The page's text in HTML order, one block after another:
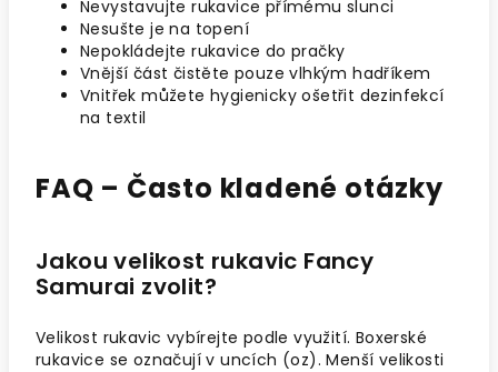
Nevystavujte rukavice přímému slunci
Nesušte je na topení
Nepokládejte rukavice do pračky
Vnější část čistěte pouze vlhkým hadříkem
Vnitřek můžete hygienicky ošetřit dezinfekcí
na textil
FAQ – Často kladené otázky
Jakou velikost rukavic Fancy
Samurai zvolit?
Velikost rukavic vybírejte podle využití. Boxerské
rukavice se označují v uncích (oz). Menší velikosti